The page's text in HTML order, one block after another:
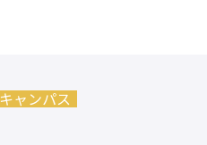
ャンパス